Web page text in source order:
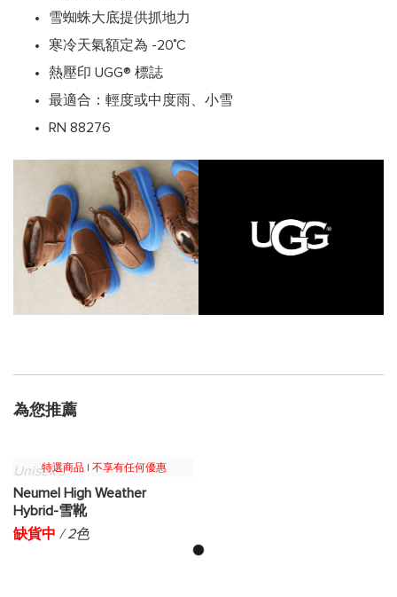
雪蜘蛛大底提供抓地力
寒冷天氣額定為 -20˚C
熱壓印 UGG® 標誌
最適合：輕度或中度雨、小雪
RN 88276
為您推薦
特選商品 | 不享有任何優惠
Unisex's
Neumel High Weather
Hybrid-雪靴
缺貨中 / 2色